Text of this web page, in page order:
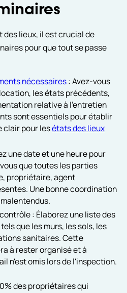
des lieux, il est crucial de
pour que tout se passe
nécessaires: Avez-vous
les états précédents,
relative à l'entretien
sont essentiels pour établir
clair pour lesétats des lieux
une date et une heure pour
que toutes les parties
propriétaire, agent
Une bonne coordination
: Élaborez une liste des
que les murs, les sols, les
sanitaires. Cette
à rester organisé et à
n'est omis lors de l'inspection.
des propriétaires qui